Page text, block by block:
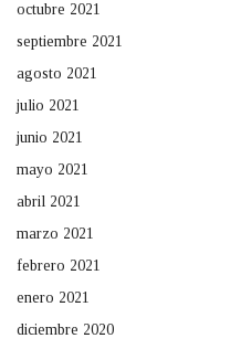
octubre 2021
septiembre 2021
agosto 2021
julio 2021
junio 2021
mayo 2021
abril 2021
marzo 2021
febrero 2021
enero 2021
diciembre 2020